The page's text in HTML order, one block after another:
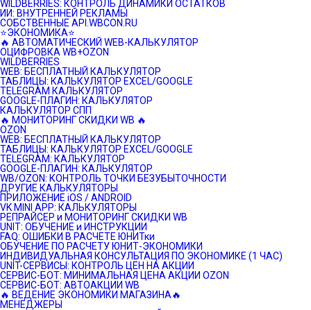
WILDBERRIES: КОНТРОЛЬ ДИНАМИКИ ОСТАТКОВ
ИИ: ВНУТРЕННЕЙ РЕКЛАМЫ
СОБСТВЕННЫЕ API.WBCON.RU
⭐️ЭКОНОМИКА⭐️
🔥 АВТОМАТИЧЕСКИЙ WEB-КАЛЬКУЛЯТОР
ОЦИФРОВКА WB+OZON
WILDBERRIES
WEB: БЕСПЛАТНЫЙ КАЛЬКУЛЯТОР
ТАБЛИЦЫ: КАЛЬКУЛЯТОР EXCEL/GOOGLE
TELEGRAM КАЛЬКУЛЯТОР
GOOGLE-ПЛАГИН: КАЛЬКУЛЯТОР
КАЛЬКУЛЯТОР СПП
🔥 МОНИТОРИНГ СКИДКИ WB 🔥
OZON
WEB: БЕСПЛАТНЫЙ КАЛЬКУЛЯТОР
ТАБЛИЦЫ: КАЛЬКУЛЯТОР EXCEL/GOOGLE
TELEGRAM: КАЛЬКУЛЯТОР
GOOGLE-ПЛАГИН: КАЛЬКУЛЯТОР
WB/OZON: КОНТРОЛЬ ТОЧКИ БЕЗУБЫТОЧНОСТИ
ДРУГИЕ КАЛЬКУЛЯТОРЫ
ПРИЛОЖЕНИЕ iOS / ANDROID
VK MINI APP: КАЛЬКУЛЯТОРЫ
РЕПРАЙСЕР и МОНИТОРИНГ СКИДКИ WB
UNIT: ОБУЧЕНИЕ и ИНСТРУКЦИИ
FAQ: ОШИБКИ В РАСЧЕТЕ ЮНИТки
ОБУЧЕНИЕ ПО РАСЧЕТУ ЮНИТ-ЭКОНОМИКИ
ИНДИВИДУАЛЬНАЯ КОНСУЛЬТАЦИЯ ПО ЭКОНОМИКЕ (1 ЧАС)
UNIT-СЕРВИСЫ: КОНТРОЛЬ ЦЕН НА АКЦИИ
СЕРВИС-БОТ: МИНИМАЛЬНАЯ ЦЕНА АКЦИИ OZON
СЕРВИС-БОТ: АВТОАКЦИИ WB
🔥 ВЕДЕНИЕ ЭКОНОМИКИ МАГАЗИНА🔥
МЕНЕДЖЕРЫ